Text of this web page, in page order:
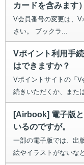
カードを含みます
V会員番号の変更は、
さい。 ブックラ...
Vポイント利用手
はできますか？
Vポイントサイトの「
続きいただくか、また
[Airbook] 電子版
いるのですが。
一部の電子版では、出
絵やイラストがないな